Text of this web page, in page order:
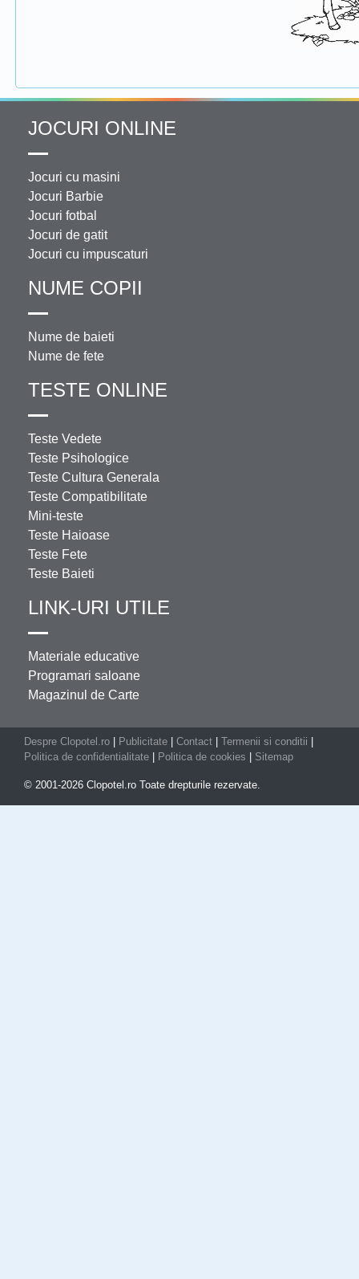
JOCURI ONLINE
Jocuri cu masini
Jocuri Barbie
Jocuri fotbal
Jocuri de gatit
Jocuri cu impuscaturi
NUME COPII
Nume de baieti
Nume de fete
TESTE ONLINE
Teste Vedete
Teste Psihologice
Teste Cultura Generala
Teste Compatibilitate
Mini-teste
Teste Haioase
Teste Fete
Teste Baieti
LINK-URI UTILE
Materiale educative
Programari saloane
Magazinul de Carte
Despre Clopotel.ro Publicitate Contact Termenii si conditii
Politica de confidentialitate
Politica de cookies Sitemap
© 2001-2026 Clopotel.ro Toate drepturile rezervate.